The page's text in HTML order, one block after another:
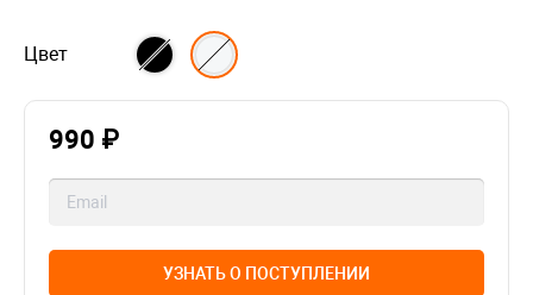
Цвет
990 ₽
УЗНАТЬ О ПОСТУПЛЕНИИ